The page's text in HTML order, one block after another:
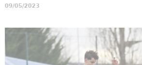
09/05/2023